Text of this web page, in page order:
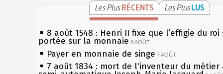
Les PlusRÉCENTS Les PlusLUS
8 août 1548 : Henri II fixe que l’effigie du roi
portée sur la monnaie 8 AOÛT
Payer en monnaie de singe 7 AOÛT
7 août 1834 : mort de l'inventeur du métier